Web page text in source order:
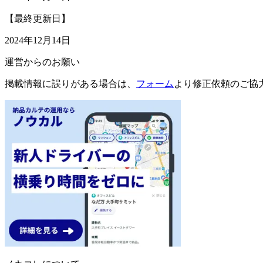
【最終更新日】
2024年12月14日
運営からのお願い
掲載情報に誤りがある場合は、 フォーム より修正依頼のご協